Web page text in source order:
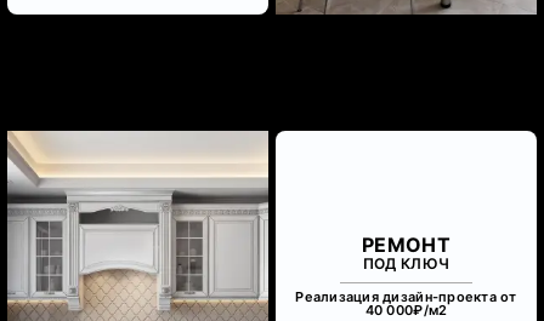
РЕМОНТ
ПОД КЛЮЧ
Реализация дизайн-проекта от
40 000₽/м2